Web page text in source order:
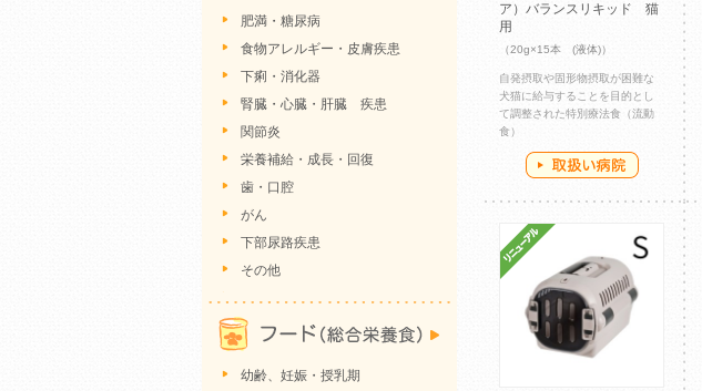
ア）バランスリキッド 猫
用
（20g×15本 (液体)）
自発摂取や固形物摂取が困難な
犬猫に給与することを目的とし
て調整された特別療法食（流動
食）
肥満・糖尿病
食物アレルギー・皮膚疾患
下痢・消化器
腎臓・心臓・肝臓 疾患
関節炎
栄養補給・成長・回復
歯・口腔
がん
下部尿路疾患
その他
幼齢、妊娠・授乳期